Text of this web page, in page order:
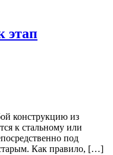
этап
конструкцию из
к стальному или
под
Как правило, […]